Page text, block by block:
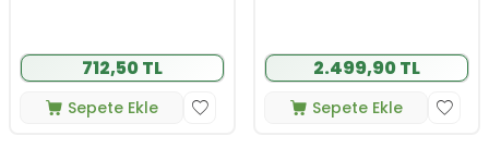
712,50 TL
Sepete Ekle
2.499,90 TL
Sepete Ekle